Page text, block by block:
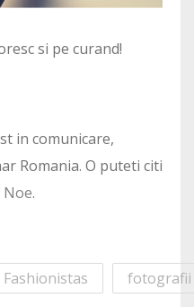
si pe curand!
in comunicare,
Romania. O puteti citi
Noe.
Fashionistas
fotografii